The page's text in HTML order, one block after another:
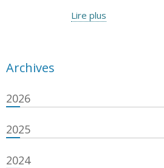
Lire plus
Archives
2026
2025
2024